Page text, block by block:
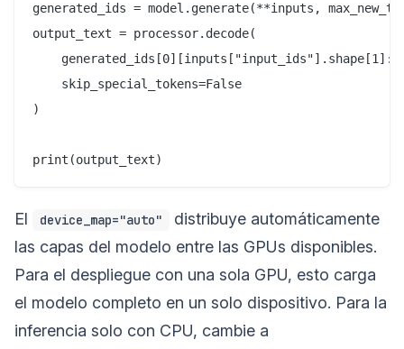
generated_ids = model.generate(**inputs,
output_text = processor.decode(
    skip_special_tokens=False
)
El device_map="auto"
distribuye automáticamente
las capas del modelo entre las GPUs disponibles.
Para el despliegue con una sola GPU, esto carga
el modelo completo en un solo dispositivo. Para la
inferencia solo con CPU, cambie a